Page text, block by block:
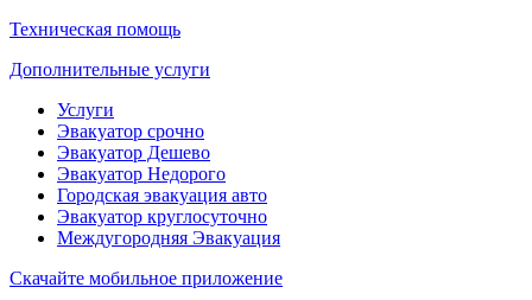
Техническая помощь
Дополнительные услуги
Услуги
Эвакуатор срочно
Эвакуатор Дешево
Эвакуатор Недорого
Городская эвакуация авто
Эвакуатор круглосуточно
Междугородняя Эвакуация
Скачайте мобильное приложение